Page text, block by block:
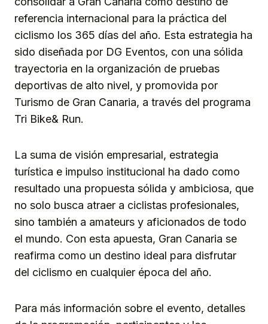
referencia internacional para la práctica del
ciclismo los 365 días del año. Esta estrategia ha
sido diseñada por DG Eventos, con una sólida
trayectoria en la organización de pruebas
deportivas de alto nivel, y promovida por
Turismo de Gran Canaria, a través del programa
Tri Bike& Run.
La suma de visión empresarial, estrategia
turística e impulso institucional ha dado como
resultado una propuesta sólida y ambiciosa, que
no solo busca atraer a ciclistas profesionales,
sino también a amateurs y aficionados de todo
el mundo. Con esta apuesta, Gran Canaria se
reafirma como un destino ideal para disfrutar
del ciclismo en cualquier época del año.
Para más información sobre el evento, detalles